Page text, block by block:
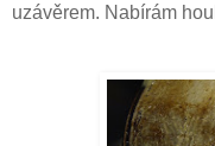
uzávěrem. Nabírám